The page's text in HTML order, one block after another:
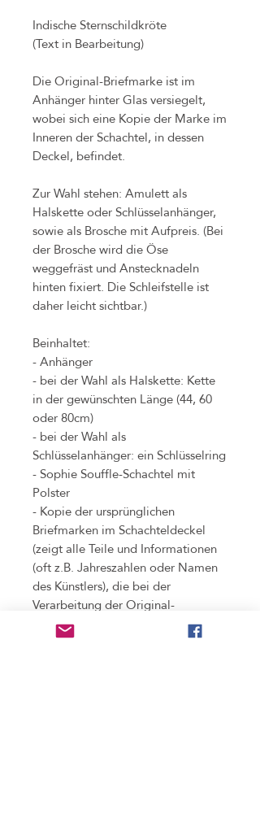
Indische Sternschildkröte
(Text in Bearbeitung)
Die Original-Briefmarke ist im
Anhänger hinter Glas versiegelt,
wobei sich eine Kopie der Marke im
Inneren der Schachtel, in dessen
Deckel, befindet.
Zur Wahl stehen: Amulett als
Halskette oder Schlüsselanhänger,
sowie als Brosche mit Aufpreis. (Bei
der Brosche wird die Öse
weggefräst und Anstecknadeln
hinten fixiert. Die Schleifstelle ist
daher leicht sichtbar.)
Beinhaltet:
- Anhänger
- bei der Wahl als Halskette: Kette
in der gewünschten Länge (44, 60
oder 80cm)
- bei der Wahl als
Schlüsselanhänger: ein Schlüsselring
- Sophie Souffle-Schachtel mit
Polster
- Kopie der ursprünglichen
Briefmarken im Schachteldeckel
(zeigt alle Teile und Informationen
(oft z.B. Jahreszahlen oder Namen
des Künstlers), die bei der
Verarbeitung der Original-
Briefmarke weggeschnitten werden
mussten)